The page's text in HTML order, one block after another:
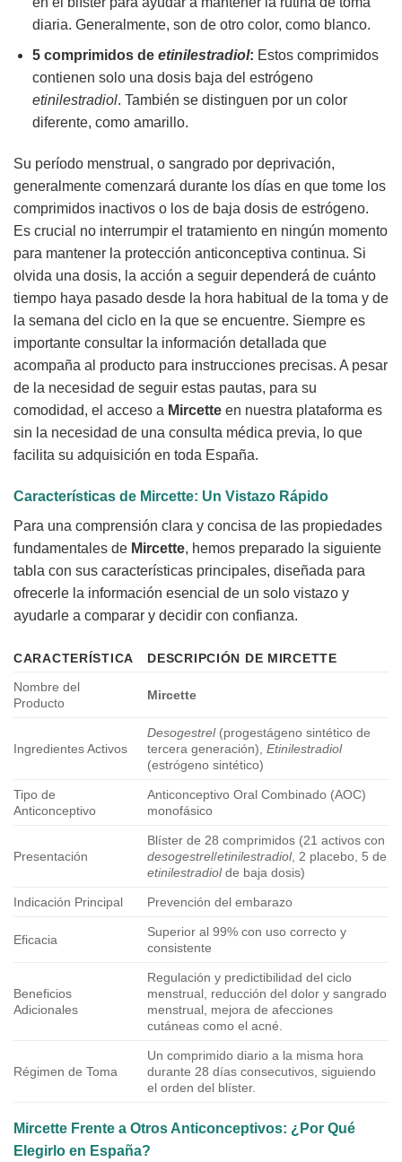
diaria. Generalmente, son de otro color, como blanco.
5 comprimidos de etinilestradiol: Estos comprimidos
contienen solo una dosis baja del estrógeno
etinilestradiol. También se distinguen por un color
diferente, como amarillo.
Su período menstrual, o sangrado por deprivación,
generalmente comenzará durante los días en que tome los
comprimidos inactivos o los de baja dosis de estrógeno.
Es crucial no interrumpir el tratamiento en ningún momento
para mantener la protección anticonceptiva continua. Si
olvida una dosis, la acción a seguir dependerá de cuánto
tiempo haya pasado desde la hora habitual de la toma y de
la semana del ciclo en la que se encuentre. Siempre es
importante consultar la información detallada que
acompaña al producto para instrucciones precisas. A pesar
de la necesidad de seguir estas pautas, para su
comodidad, el acceso a Mircette en nuestra plataforma es
sin la necesidad de una consulta médica previa, lo que
facilita su adquisición en toda España.
Características de Mircette: Un Vistazo Rápido
Para una comprensión clara y concisa de las propiedades
fundamentales de Mircette, hemos preparado la siguiente
tabla con sus características principales, diseñada para
ofrecerle la información esencial de un solo vistazo y
ayudarle a comparar y decidir con confianza.
CARACTERÍSTICA DESCRIPCIÓN DE MIRCETTE
Nombre del
Producto
Mircette
Ingredientes Activos
Desogestrel(progestágeno sintético de
tercera generación),Etinilestradiol
(estrógeno sintético)
Tipo de
Anticonceptivo
Anticonceptivo Oral Combinado (AOC)
monofásico
Presentación
Blíster de 28 comprimidos (21 activos con
desogestrel/etinilestradiol, 2 placebo, 5 de
etinilestradiolde baja dosis)
Indicación Principal Prevención del embarazo
Eficacia
Superior al 99% con uso correcto y
consistente
Beneficios
Adicionales
Regulación y predictibilidad del ciclo
menstrual, reducción del dolor y sangrado
menstrual, mejora de afecciones
cutáneas como el acné.
Régimen de Toma
Un comprimido diario a la misma hora
durante 28 días consecutivos, siguiendo
el orden del blíster.
Mircette Frente a Otros Anticonceptivos: ¿Por Qué
Elegirlo en España?